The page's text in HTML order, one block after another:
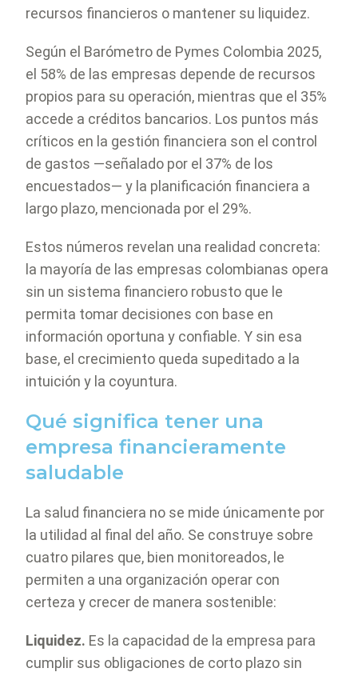
recursos financieros o mantener su liquidez.
Según el Barómetro de Pymes Colombia 2025,
el 58% de las empresas depende de recursos
propios para su operación, mientras que el 35%
accede a créditos bancarios. Los puntos más
críticos en la gestión financiera son el control
de gastos —señalado por el 37% de los
encuestados— y la planificación financiera a
largo plazo, mencionada por el 29%.
Estos números revelan una realidad concreta:
la mayoría de las empresas colombianas opera
sin un sistema financiero robusto que le
permita tomar decisiones con base en
información oportuna y confiable. Y sin esa
base, el crecimiento queda supeditado a la
intuición y la coyuntura.
Qué significa tener una
empresa financieramente
saludable
La salud financiera no se mide únicamente por
la utilidad al final del año. Se construye sobre
cuatro pilares que, bien monitoreados, le
permiten a una organización operar con
certeza y crecer de manera sostenible:
Liquidez. Es la capacidad de la empresa para
cumplir sus obligaciones de corto plazo sin